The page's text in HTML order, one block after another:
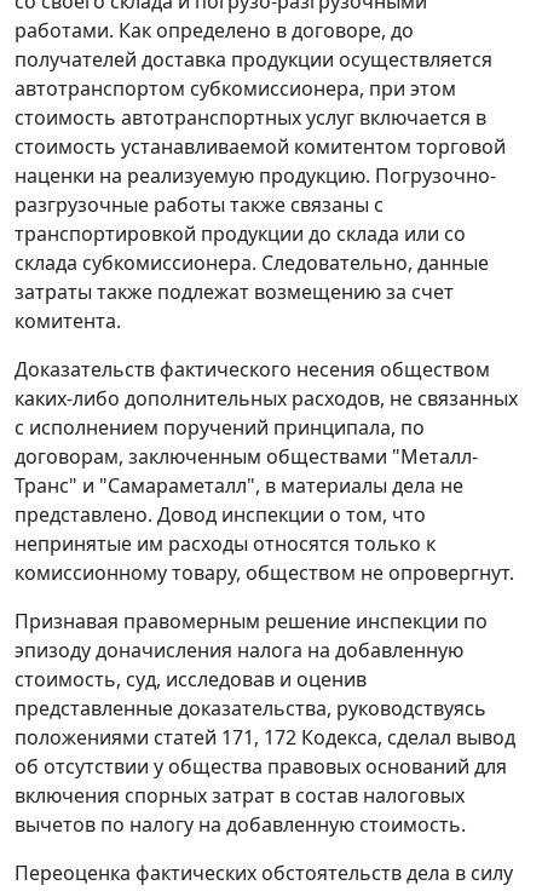
работами. Как определено в договоре, до
получателей доставка продукции осуществляется
автотранспортом субкомиссионера, при этом
стоимость автотранспортных услуг включается в
стоимость устанавливаемой комитентом торговой
наценки на реализуемую продукцию. Погрузочно-
разгрузочные работы также связаны с
транспортировкой продукции до склада или со
склада субкомиссионера. Следовательно, данные
затраты также подлежат возмещению за счет
комитента.
Доказательств фактического несения обществом
каких-либо дополнительных расходов, не связанных
с исполнением поручений принципала, по
договорам, заключенным обществами "Металл-
Транс" и "Самараметалл", в материалы дела не
представлено. Довод инспекции о том, что
непринятые им расходы относятся только к
комиссионному товару, обществом не опровергнут.
Признавая правомерным решение инспекции по
эпизоду доначисления налога на добавленную
стоимость, суд, исследовав и оценив
представленные доказательства, руководствуясь
положениями статей 171, 172 Кодекса, сделал вывод
об отсутствии у общества правовых оснований для
включения спорных затрат в состав налоговых
вычетов по налогу на добавленную стоимость.
Переоценка фактических обстоятельств дела в силу